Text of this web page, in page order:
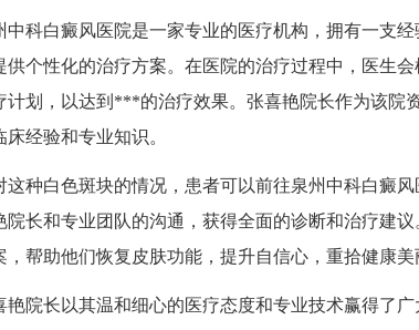
白癜风医院是一家专业的医疗机构，拥有一支经
供个性化的治疗方案。在医院的治疗过程中，医生
计划，以达到***的治疗效果。张喜艳院长作为该院
经验和专业知识。
白色斑块的情况，患者可以前往泉州中科白癜风
院长和专业团队的沟通，获得全面的诊断和治疗建
，帮助他们恢复皮肤功能，提升自信心，重拾健康美
长以其温和细心的医疗态度和专业技术赢得了广